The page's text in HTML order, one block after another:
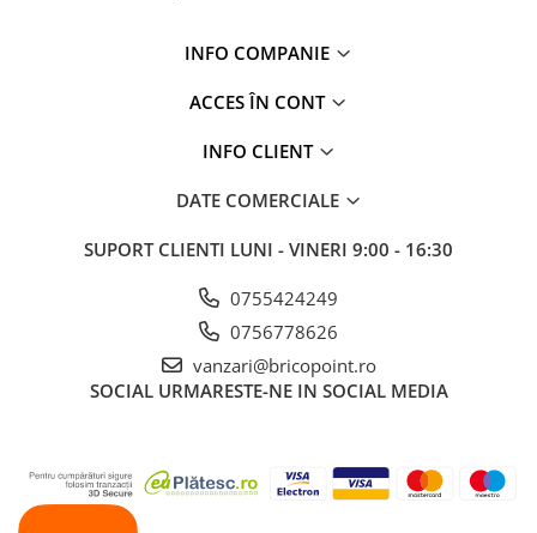
Finisaje Giorgio Graesan
Tapet Fibră de Sticlă
Ventilație, Climatizare
Accesorii Ventilație
INFO COMPANIE
ACCES ÎN CONT
INFO CLIENT
DATE COMERCIALE
SUPORT CLIENTI LUNI - VINERI 9:00 - 16:30
0755424249
0756778626
vanzari@bricopoint.ro
SOCIAL URMARESTE-NE IN SOCIAL MEDIA